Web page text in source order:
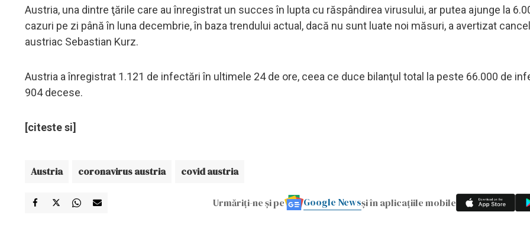
Austria, una dintre ţările care au înregistrat un succes în lupta cu răspândirea virusului, ar putea ajunge la
cazuri pe zi până în luna decembrie, în baza trendului actual, dacă nu sunt luate noi măsuri, a avertizat
austriac Sebastian Kurz.
Austria a înregistrat 1.121 de infectări în ultimele 24 de ore, ceea ce duce bilanţul total la peste 66.000 de
904 decese.
[citeste si]
Austria coronavirus austria covid austria
Urmăriți-ne și pe Google Newsși în aplicațiile mobile